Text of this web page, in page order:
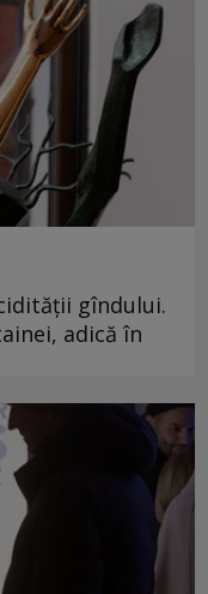
gîndului.
adică în